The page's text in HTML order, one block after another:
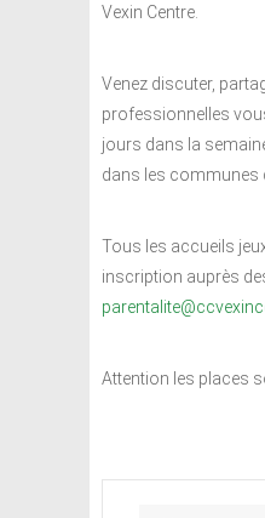
Vexin Centre.
Venez discuter,
professionnelles
jours dans la
dans les communes
Tous les accueils
inscription auprès
Attention les places